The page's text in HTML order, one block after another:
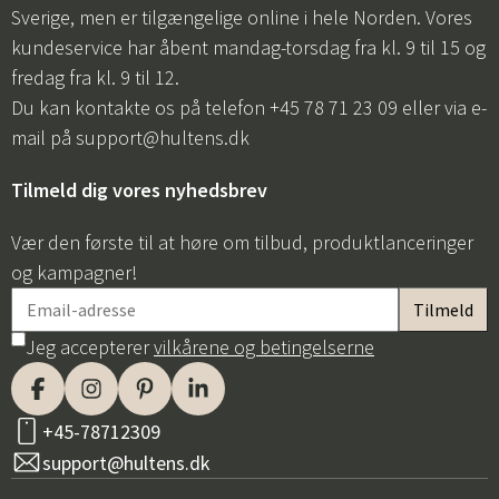
Sverige, men er tilgængelige online i hele Norden. Vores
kundeservice har åbent mandag-torsdag fra kl. 9 til 15 og
fredag fra kl. 9 til 12.
Du kan kontakte os på telefon +45 78 71 23 09 eller via e-
mail på support@hultens.dk
Tilmeld dig vores nyhedsbrev
Vær den første til at høre om tilbud, produktlanceringer
og kampagner!
Jeg accepterervilkårene og betingelserne
+45-78712309
support@hultens.dk